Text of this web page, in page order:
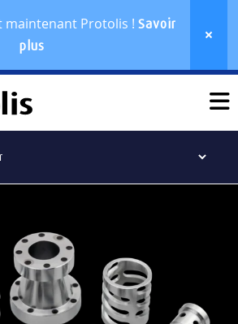
maintenant Protolis ! Savoir
plus